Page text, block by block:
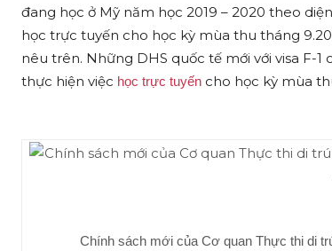
đang học ở Mỹ năm học 2019 – 2020 theo diện
học trực tuyến cho học kỳ mùa thu tháng
nêu trên. Những DHS quốc tế mới với visa F-
thực hiện việc học trực tuyến cho học kỳ mùa
Chính sách mới của Cơ quan Thực thi di